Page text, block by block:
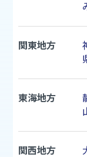
関東地方
東海地方
関西地方